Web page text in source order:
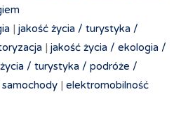
| jakość życia / turystyka /
| jakość życia / ekologia /
/ turystyka / podróże /
samochody | elektromobilność